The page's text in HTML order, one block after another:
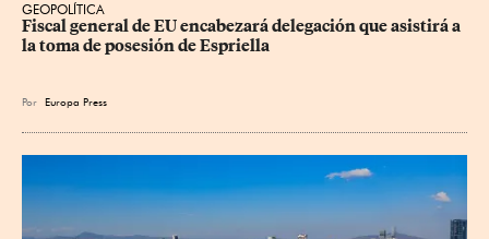
GEOPOLÍTICA
Fiscal general de EU encabezará delegación que asistirá a
la toma de posesión de Espriella
Por Europa Press